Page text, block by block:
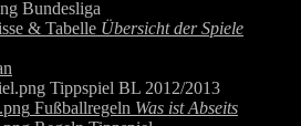
Bundesliga
& Tabelle Übersicht der Spiele
Tippspiel BL 2012/2013
Fußballregeln Was ist Abseits